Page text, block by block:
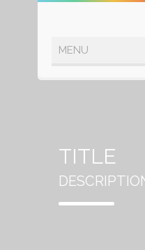
TITLE